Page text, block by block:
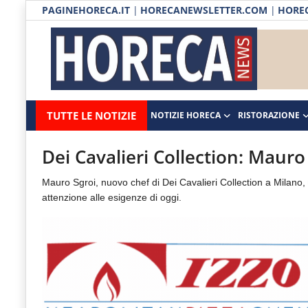
PAGINEHORECA.IT | HORECANEWSLETTER.COM |
Horecanews.it
-
Notizie
Horeca
Il
portale
Horeca
e
del
TUTTE LE NOTIZIE NOTIZIE HORECA RISTORAZIONE
Notizie HORECA
Ristorazione
Ospitalità
Distribuzione
Eventi
RUBRICHE
Dei Cavalieri Collection:
Mauro Sgroi, nuovo chef di Dei Cavalieri Collection a
attenzione alle esigenze di oggi.